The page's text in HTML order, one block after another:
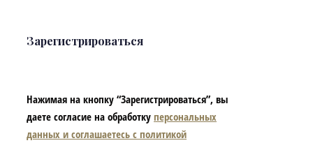
Зарегистрироваться
Нажимая на кнопку “Зарегистрироваться”, вы
даете согласие на обработку персональных
данных и соглашаетесь с политикой